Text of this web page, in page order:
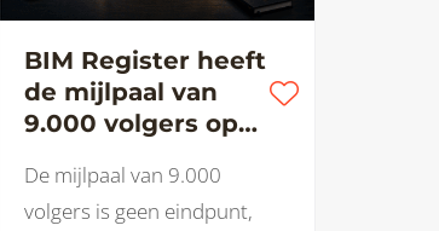
BIM Register heeft
de mijlpaal van
9.000 volgers op
De mijlpaal van 9.000
volgers is geen eindpunt,